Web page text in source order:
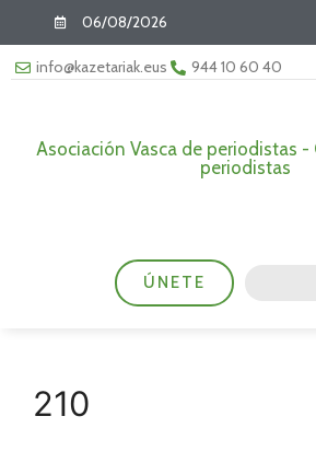
06/08/2026
info@kazetariak.eus 944 10 60 40
Asociación Vasca de periodistas -
periodistas
ÚNETE
210